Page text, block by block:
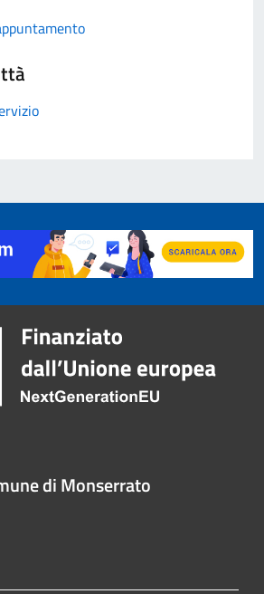
di Monserrato